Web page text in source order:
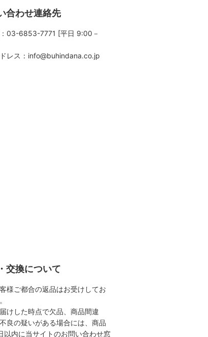
合わせ連絡先
03-6853-7771 [平日 9:00－
レス： info@buhindana.co.jp
交換について
様ご都合の返品はお受けしてお
けした時点で欠品、商品間違
良の疑いがある場合には、商品
以内に当サイトのお問い合わせ窓